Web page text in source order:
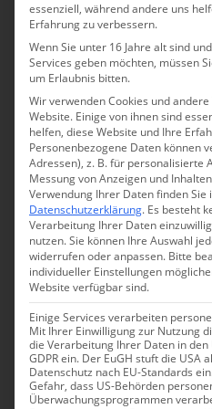
Ostfriesland: Urkraft im
Bei Wiesede in Ostfriesland
Georgs-Forst,der von seinem
Wedel zwischen 1871 und
einstige Fichten- und
150 Jahren zu einem
Wiesede war schon immer
historischen Karten ist der
eingezeichnet. Der natürlich
Eichenmischwald diente den
(Waldweide) für ihr Vieh und
Bauholz.
Etwa 20 Minuten entfernt,
essenziell, während andere uns
Erfahrung zu verbessern.
Wenn Sie unter 16 Jahre alt sind
Services geben möchten, müssen
um Erlaubnis bitten.
Wir verwenden Cookies und
Website. Einige von ihnen sind
helfen, diese Website und Ihre
Personenbezogene Daten können
Adressen), z. B. für personalisierte
Messung von Anzeigen und
Verwendung Ihrer Daten finden Sie
Datenschutzerklärung. Es besteht
Verarbeitung Ihrer Daten
nutzen.Sie können Ihre Auswahl
widerrufen oder anpassen. Bitte
individueller Einstellungen
Website verfügbar sind.
Einige Services verarbeiten
Mit Ihrer Einwilligung zur Nutzung
die Verarbeitung Ihrer Daten in den
GDPR ein. Der EuGH stuft die USA
Datenschutz nach EU-Standards
Gefahr, dass US-Behörden
Überwachungsprogrammen